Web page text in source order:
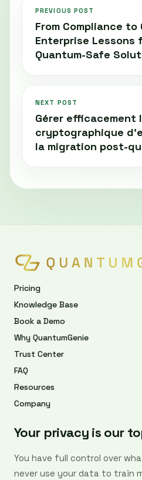
PREVIOUS POST
From Compliance
Enterprise Lessons
Quantum-Safe
NEXT POST
Gérer efficacement
cryptographique
la migration post-
Pricing
Knowledge Base
Book a Demo
Why QuantumGenie
Trust Center
FAQ
Resources
Company
Your privacy is our
You have full control over
never use your data to train